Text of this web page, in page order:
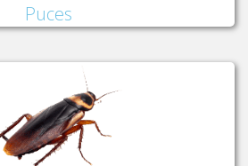
Puces